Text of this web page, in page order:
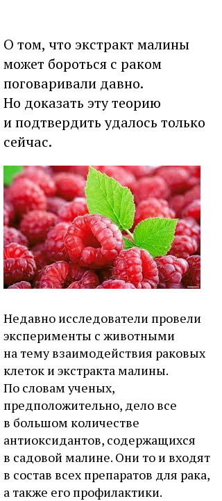
О том, что экстракт малины
может бороться с раком
поговаривали давно.
Но доказать эту теорию
и подтвердить удалось только
сейчас.
Недавно исследователи провели
эксперименты с животными
на тему взаимодействия раковых
клеток и экстракта малины.
По словам ученых,
предположительно, дело все
в большом количестве
антиоксидантов, содержащихся
в садовой малине. Они то и входят
в состав всех препаратов для рака,
а также его профилактики.